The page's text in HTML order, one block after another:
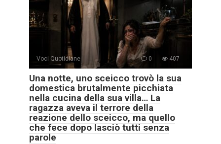
Voci Quotidiane 0 407
Una notte, uno sceicco trovò la sua
domestica brutalmente picchiata
nella cucina della sua villa… La
ragazza aveva il terrore della
reazione dello sceicco, ma quello
che fece dopo lasciò tutti senza
parole